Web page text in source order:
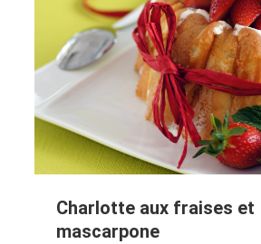
Charlotte aux fraises et
mascarpone